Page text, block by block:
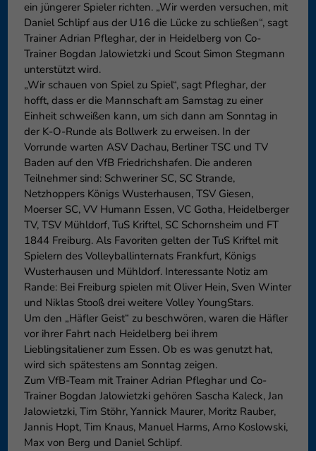
ein jüngerer Spieler richten. „Wir werden versuchen, mit
Daniel Schlipf aus der U16 die Lücke zu schließen“, sagt
Trainer Adrian Pfleghar, der in Heidelberg von Co-
Trainer Bogdan Jalowietzki und Scout Simon Stegmann
unterstützt wird.
„Wir schauen von Spiel zu Spiel“, sagt Pfleghar, der
hofft, dass er die Mannschaft am Samstag zu einer
Einheit schweißen kann, um sich dann am Sonntag in
der K-O-Runde als Bollwerk zu erweisen. In der
Vorrunde warten ASV Dachau, Berliner TSC und TV
Baden auf den VfB Friedrichshafen. Die anderen
Teilnehmer sind: Schweriner SC, SC Strande,
Netzhoppers Königs Wusterhausen, TSV Giesen,
Moerser SC, VV Humann Essen, VC Gotha, Heidelberger
TV, TSV Mühldorf, TuS Kriftel, SC Schornsheim und FT
1844 Freiburg. Als Favoriten gelten der TuS Kriftel mit
Spielern des Volleyballinternats Frankfurt, Königs
Wusterhausen und Mühldorf. Interessante Notiz am
Rande: Bei Freiburg spielen mit Oliver Hein, Sven Winter
und Niklas Stooß drei weitere Volley YoungStars.
Um den „Häfler Geist“ zu beschwören, waren die Häfler
vor ihrer Fahrt nach Heidelberg bei ihrem
Lieblingsitaliener zum Essen. Ob es was genutzt hat,
wird sich spätestens am Sonntag zeigen.
Zum VfB-Team mit Trainer Adrian Pfleghar und Co-
Trainer Bogdan Jalowietzki gehören Sascha Kaleck, Jan
Jalowietzki, Tim Stöhr, Yannick Maurer, Moritz Rauber,
Jannis Hopt, Tim Knaus, Manuel Harms, Arno Koslowski,
Max von Berg und Daniel Schlipf.
können Ihre Einwilligung zu ganzen Kategorien geben oder sich
weitere Informationen anzeigen lassen und so nur bestimmte
Cookies auswählen.
Speichern
Zurück
Datenschutzeinstellungen
Essenziell (1)
Essenzielle Cookies ermöglichen grundlegende Funktionen und sind für
die einwandfreie Funktion der Website erforderlich.
Cookie-Informationen anzeigen
Externe Medien (6)
Inhalte von Videoplattformen und Social-Media-Plattformen werden
standardmäßig blockiert. Wenn Cookies von externen Medien akzeptiert
werden, bedarf der Zugriff auf diese Inhalte keiner manuellen
Einwilligung mehr.
Cookie-Informationen anzeigen
Datenschutzerklärung Impressum